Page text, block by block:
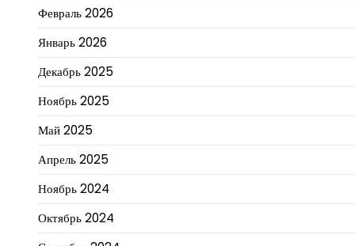
Февраль 2026
Январь 2026
Декабрь 2025
Ноябрь 2025
Май 2025
Апрель 2025
Ноябрь 2024
Октябрь 2024